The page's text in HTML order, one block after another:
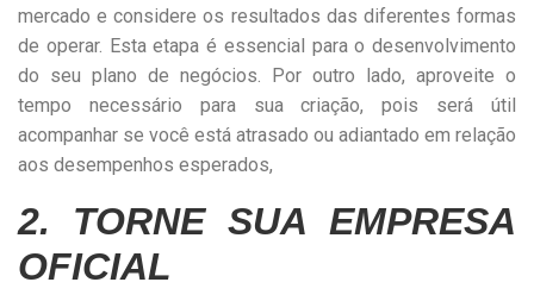
mercado e considere os resultados das diferentes formas
de operar. Esta etapa é essencial para o desenvolvimento
do seu plano de negócios. Por outro lado, aproveite o
tempo necessário para sua criação, pois será útil
acompanhar se você está atrasado ou adiantado em relação
aos desempenhos esperados,
2. TORNE SUA EMPRESA
OFICIAL